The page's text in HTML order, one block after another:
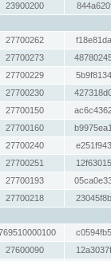
23900200
27700262
27700273
27700229
27700230
27700150
27700160
27700240
27700251
27700193
27700218
27600090